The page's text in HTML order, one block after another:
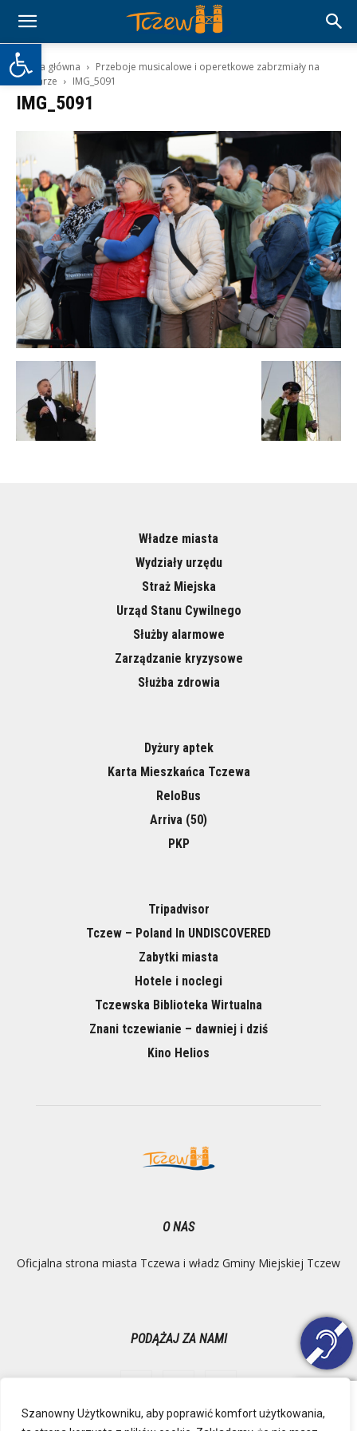
Otwórz pasek narzędzi
Szanowny Użytkowniku, aby poprawić komfort użytkowania,
Strona główna
Przeboje musicalowe i operetkowe zabrzmiały na
bulwarze
IMG_5091
IMG_5091
Władze miasta
Wydziały urzędu
Straż Miejska
Urząd Stanu Cywilnego
Służby alarmowe
Zarządzanie kryzysowe
Służba zdrowia
Dyżury aptek
Karta Mieszkańca Tczewa
ReloBus
Arriva (50)
PKP
Tripadvisor
Tczew – Poland In UNDISCOVERED
Zabytki miasta
Hotele i noclegi
Tczewska Biblioteka Wirtualna
Znani tczewianie – dawniej i dziś
Kino Helios
O NAS
Oficjalna strona miasta Tczewa i władz Gminy Miejskiej Tczew
PODĄŻAJ ZA NAMI